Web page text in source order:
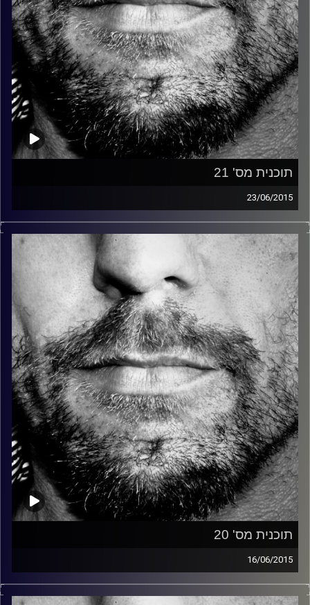
תוכנית מס' 21
23/06/2015
זיפים, מוזיקה מחוספסת של הופעות חיות. הרבה ג'אם, רוק,
בלוז, bluegrass, ג'אז, Fאנק, פרוגרסיב ואפילו אלקטרוניקה.
כל מה שחי, אמיתי ונושם.
עם שמוליק רגב.
קרדיט תמונות: David Goehring
תוכנית מס' 20
16/06/2015
זיפים, מוזיקה מחוספסת של הופעות חיות. הרבה ג'אם, רוק,
בלוז, bluegrass, ג'אז, Fאנק, פרוגרסיב ואפילו אלקטרוניקה.